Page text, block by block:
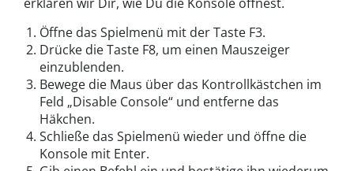
Öffne das Spielmenü mit der Taste F3.
Drücke die Taste F8, um einen Mauszeiger
einzublenden.
Bewege die Maus über das Kontrollkästchen im
Feld „Disable Console“ und entferne das
Häkchen.
Schließe das Spielmenü wieder und öffne die
Konsole mit Enter.